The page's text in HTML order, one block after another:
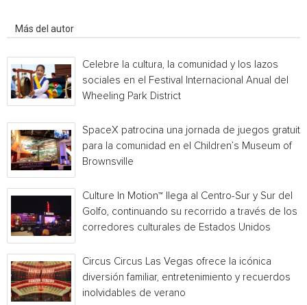
Más del autor
Celebre la cultura, la comunidad y los lazos
sociales en el Festival Internacional Anual del
Wheeling Park District
SpaceX patrocina una jornada de juegos gratuita
para la comunidad en el Children’s Museum of
Brownsville
Culture In Motion™ llega al Centro-Sur y Sur del
Golfo, continuando su recorrido a través de los
corredores culturales de Estados Unidos
Circus Circus Las Vegas ofrece la icónica
diversión familiar, entretenimiento y recuerdos
inolvidables de verano